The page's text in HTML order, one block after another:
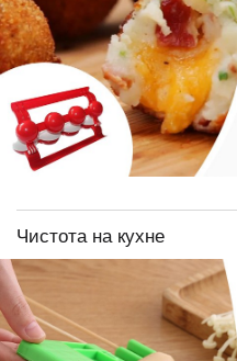
Чистота на кухне